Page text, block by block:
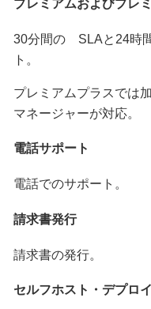
プレミアムおよびプレ
30分間の SLAと24時
ト。
プレミアムプラスでは
マネージャーが対応。
電話サポート
電話でのサポート。
請求書発行
請求書の発行。
セルフホスト・デプロ